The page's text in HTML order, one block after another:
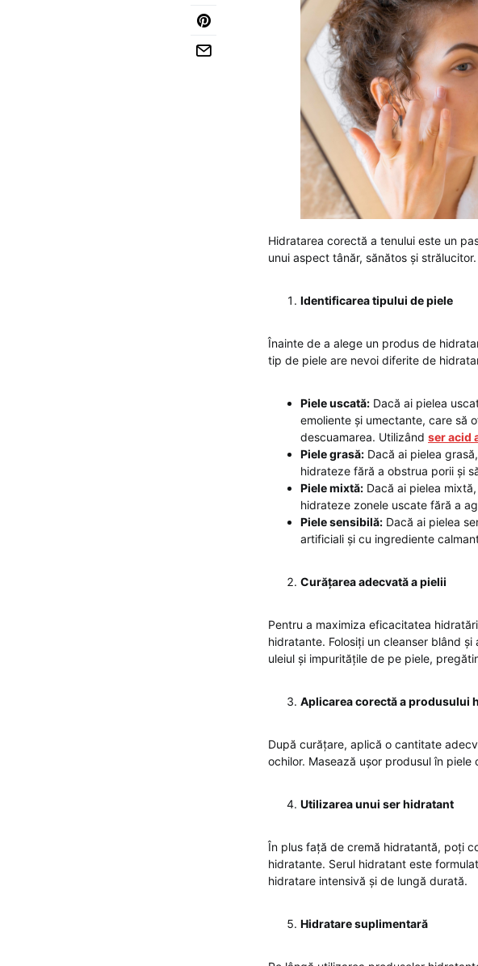
Hidratarea corectă a tenului este un
unui aspect tânăr, sănătos și strălucitor.
Identificarea tipului de piele
Înainte de a alege un produs de
tip de piele are nevoi diferite de
Piele uscată: Dacă ai pielea
emoliente și umectante, care să
descuamarea. Utilizând ser acid
Piele grasă: Dacă ai pielea
hidrateze fără a obstrua porii și
Piele mixtă: Dacă ai pielea
hidrateze zonele uscate fără a
Piele sensibilă: Dacă ai pielea
artificiali și cu ingrediente
Curățarea adecvată a pielii
Pentru a maximiza eficacitatea
hidratante. Folosiți un cleanser blând
uleiul și impuritățile de pe piele,
Aplicarea corectă a produsului
După curățare, aplică o cantitate
ochilor. Masează ușor produsul în
Utilizarea unui ser hidratant
În plus față de cremă hidratantă, poți
hidratante. Serul hidratant este
hidratare intensivă și de lungă durată.
Hidratare suplimentară